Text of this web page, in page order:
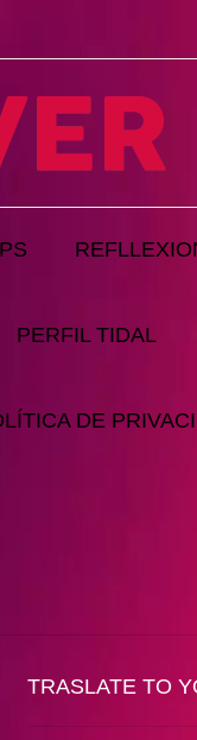
PERFIL TIDAL
DE
TRASLATE TO